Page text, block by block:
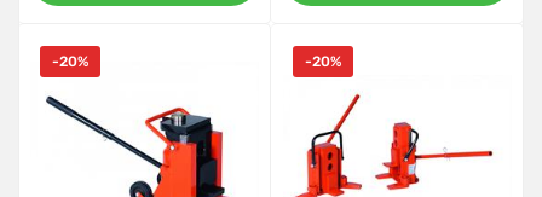
-20% -20%